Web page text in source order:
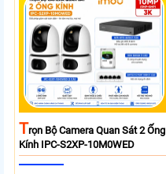
TRọn Bộ Camera Quan Sát 2 Ống
Kính IPC-S2XP-10M0WED